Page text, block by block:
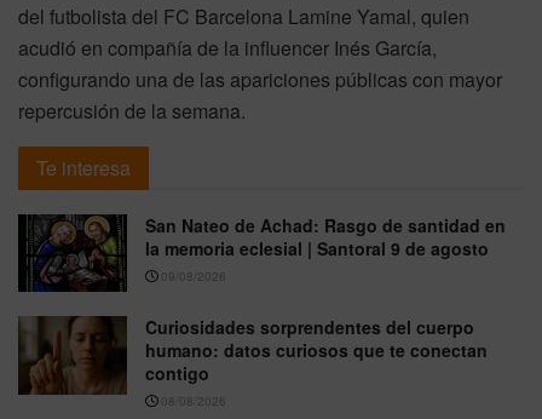
del futbolista del FC Barcelona Lamine Yamal, quien
acudió en compañía de la influencer Inés García,
configurando una de las apariciones públicas con mayor
repercusión de la semana.
Te interesa
San Nateo de Achad: Rasgo de santidad en
la memoria eclesial | Santoral 9 de agosto
09/08/2026
Curiosidades sorprendentes del cuerpo
humano: datos curiosos que te conectan
contigo
08/08/2026